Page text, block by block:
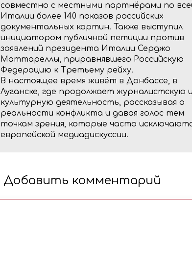
совместно с местными партнёрами по
Италии более 140 показов российских
документальных картин. Также выступил
инициатором публичной петиции против
заявлений президента Италии Серджо
Маттареллы, приравнявшего Российскую
Федерацию к Третьему рейху.
В настоящее время живёт в Донбассе, в
Луганске, где продолжает журналистскую и
культурную деятельность, рассказывая о
реальности конфликта и давая голос тем
точкам зрения, которые часто
европейской медиадискуссии.
Добавить комментарий